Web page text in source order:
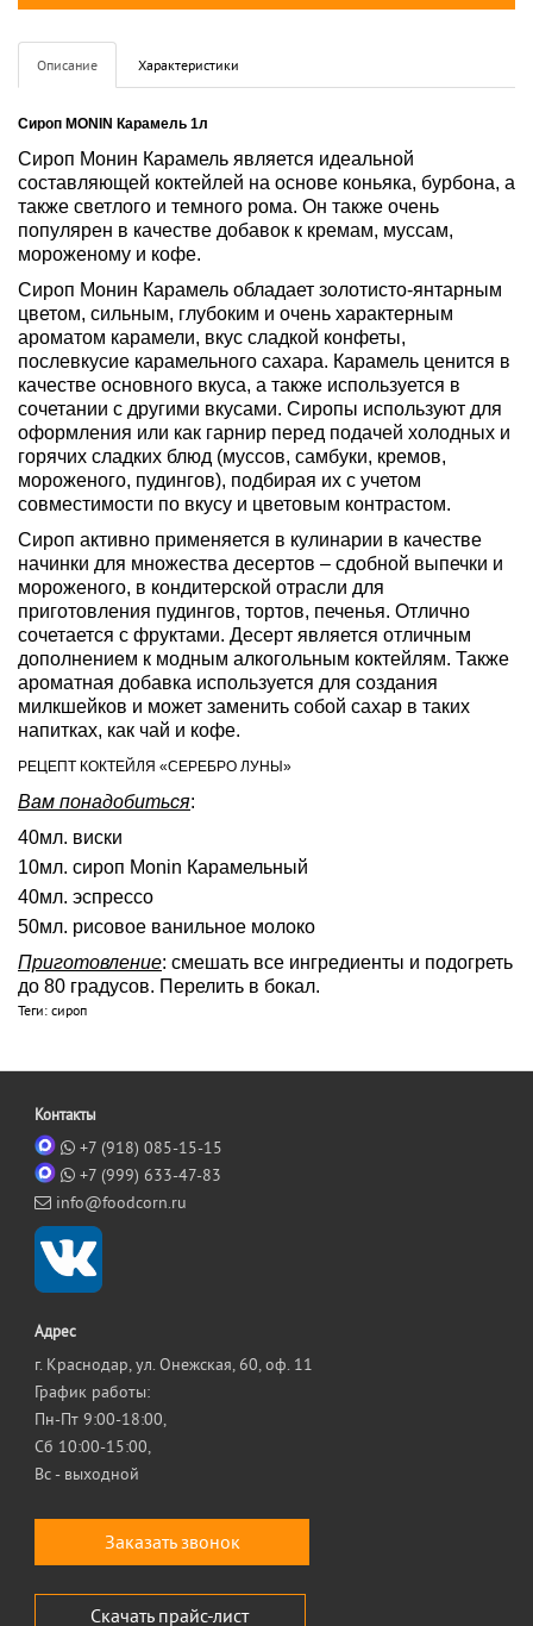
Описание Характеристики
Сироп MONIN Карамель 1л
Сироп Монин Карамель является идеальной
составляющей коктейлей на основе коньяка, бурбона, а
также светлого и темного рома. Он также очень
популярен в качестве добавок к кремам, муссам,
мороженому и кофе.
Сироп Монин Карамель обладает золотисто-янтарным
цветом, сильным, глубоким и очень характерным
ароматом карамели, вкус сладкой конфеты,
послевкусие карамельного сахара. Карамель ценится в
качестве основного вкуса, а также используется в
сочетании с другими вкусами. Сиропы используют для
оформления или как гарнир перед подачей холодных и
горячих сладких блюд (муссов, самбуки, кремов,
мороженого, пудингов), подбирая их с учетом
совместимости по вкусу и цветовым контрастом.
Сироп активно применяется в кулинарии в качестве
начинки для множества десертов – сдобной выпечки и
мороженого, в кондитерской отрасли для
приготовления пудингов, тортов, печенья. Отлично
сочетается с фруктами. Десерт является отличным
дополнением к модным алкогольным коктейлям. Также
ароматная добавка используется для создания
милкшейков и может заменить собой сахар в таких
напитках, как чай и кофе.
РЕЦЕПТ КОКТЕЙЛЯ «СЕРЕБРО ЛУНЫ»
Вам понадобиться:
40мл. виски
10мл. сироп Monin Карамельный
40мл. эспрессо
50мл. рисовое ванильное молоко
Приготовление: смешать все ингредиенты и подогреть
до 80 градусов. Перелить в бокал.
Теги: сироп
Контакты
+7 (918) 085-15-15
+7 (999) 633-47-83
info@foodcorn.ru
Адрес
г. Краснодар, ул. Онежская, 60, оф. 11
График работы:
Пн-Пт 9:00-18:00,
Сб 10:00-15:00,
Вс - выходной
Заказать звонок
Скачать прайс-лист